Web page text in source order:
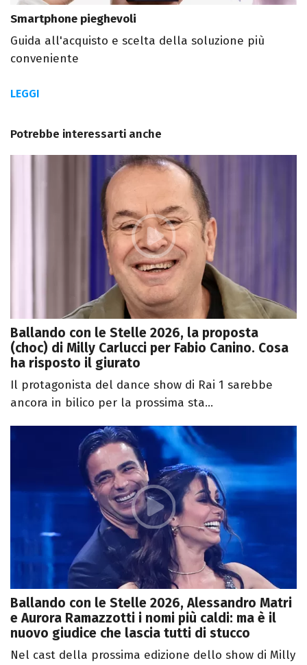
Smartphone pieghevoli
Guida all'acquisto e scelta della soluzione più
conveniente
LEGGI
Potrebbe interessarti anche
Ballando con le Stelle 2026, la proposta
(choc) di Milly Carlucci per Fabio Canino. Cosa
ha risposto il giurato
Il protagonista del dance show di Rai 1 sarebbe
ancora in bilico per la prossima sta...
Ballando con le Stelle 2026, Alessandro Matri
e Aurora Ramazzotti i nomi più caldi: ma è il
nuovo giudice che lascia tutti di stucco
Nel cast della prossima edizione dello show di Milly